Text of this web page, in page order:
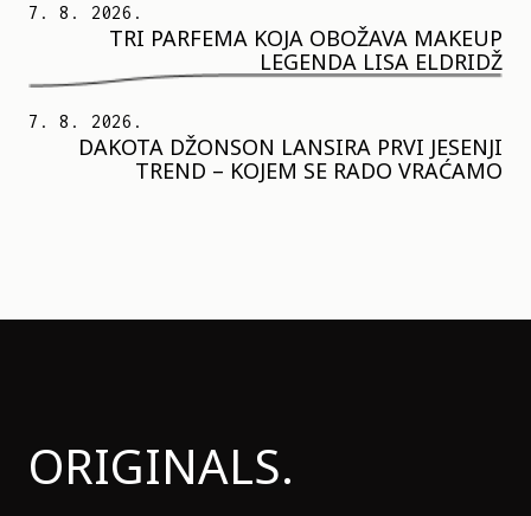
7. 8. 2026.
TRI PARFEMA KOJA OBOŽAVA MAKEUP
LEGENDA LISA ELDRIDŽ
7. 8. 2026.
DAKOTA DŽONSON LANSIRA PRVI JESENJI
TREND – KOJEM SE RADO VRAĆAMO
ORIGINALS.